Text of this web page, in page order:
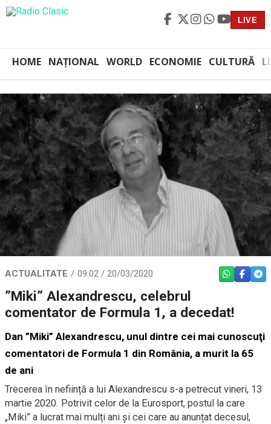
LIVE
HOME NAȚIONAL WORLD ECONOMIE CULTURĂ
ACTUALITATE 09:02 / 20/03/2020 WHATSAPP
”Miki” Alexandrescu, celebrul
comentator de Formula 1, a decedat!
Dan ”Miki” Alexandrescu, unul dintre cei mai cunoscuţi
comentatori de Formula 1 din România, a murit la 65
de ani
Trecerea în neființă a lui Alexandrescu s-a petrecut vineri, 13
martie 2020. Potrivit celor de la Eurosport, postul la care
„Miki” a lucrat mai mulți ani și cei care au anunțat decesul,